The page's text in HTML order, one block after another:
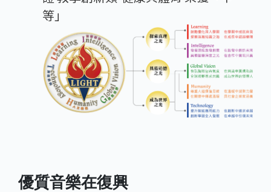
等」
優質音樂在復興